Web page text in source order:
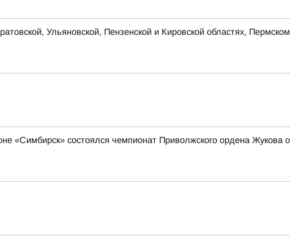
Ульяновской, Пензенской и Кировской областях,
«Симбирск» состоялся чемпионат Приволжского ордена Жукова